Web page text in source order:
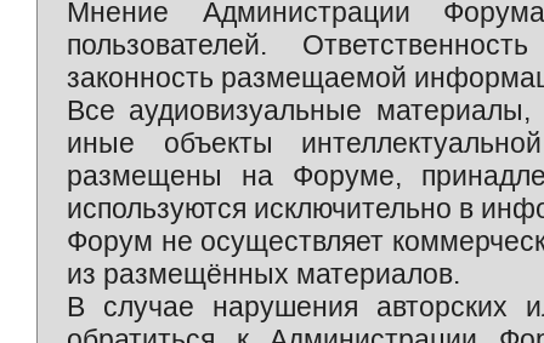
Мнение Администрации
пользователей.
законность размещаемой
Все аудиовизуальные
иные объекты
размещены на Форуме,
используются исключительно в
Форум не осуществляет
из размещённых материалов.
В случае нарушения авторских